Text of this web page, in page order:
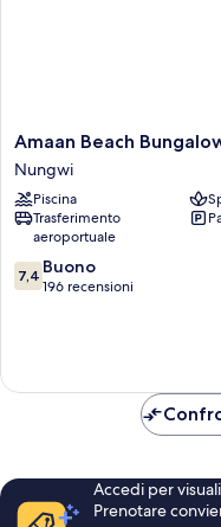
Amaan
Beach
Bungalows
Nungwi
Amaan Beach
Nungwi
Piscina
Trasferimento
aeroportuale
7.4
su
7,4 Buono
196 recensioni
Accedi per
Prenotare